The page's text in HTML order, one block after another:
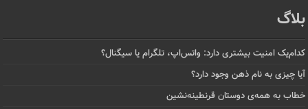
بلاگ
کدام‌یک امنیت بیشتری دارد: واتس‌اپ، تلگرام یا سیگنال؟
آیا چیزی به نام ذهن وجود دارد؟
خطاب به همه‌ی دوستان قرنطینه‌نشین